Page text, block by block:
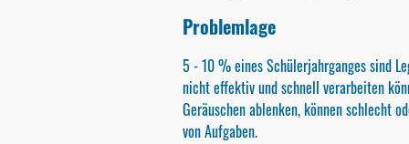
Problemlage
5 - 10 % eines Schülerjahrganges sind
nicht effektiv und schnell verarbeiten
Geräuschen ablenken, können schlecht
von Aufgaben.